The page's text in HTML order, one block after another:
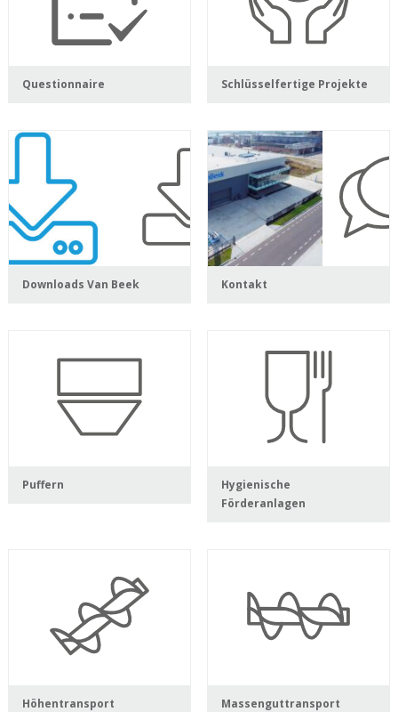
Questionnaire Schlüsselfertige Projekte
Downloads Van Beek Kontakt
Puffern
Hygienische
Förderanlagen
Höhentransport Massenguttransport